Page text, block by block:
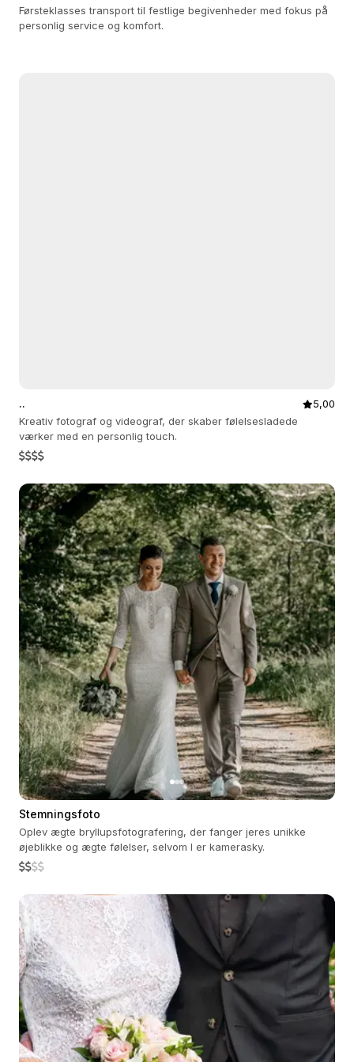
Førsteklasses transport til festlige begivenheder med fokus på
personlig service og komfort.
..
5,00
Kreativ fotograf og videograf, der skaber følelsesladede
værker med en personlig touch.
Stemningsfoto
Oplev ægte bryllupsfotografering, der fanger jeres unikke
øjeblikke og ægte følelser, selvom I er kamerasky.